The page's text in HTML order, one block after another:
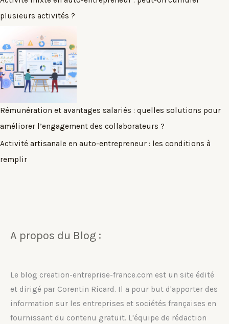
plusieurs activités ?
Rémunération et avantages salariés : quelles solutions pour
améliorer l’engagement des collaborateurs ?
Activité artisanale en auto-entrepreneur : les conditions à
remplir
A propos du Blog :
Le blog creation-entreprise-france.com est un site édité
et dirigé par Corentin Ricard. Il a pour but d'apporter des
information sur les entreprises et sociétés françaises en
fournissant du contenu gratuit. L'équipe de rédaction